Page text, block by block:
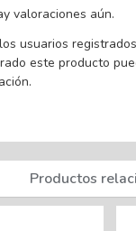
valoraciones aún.
usuarios
este producto
Productos